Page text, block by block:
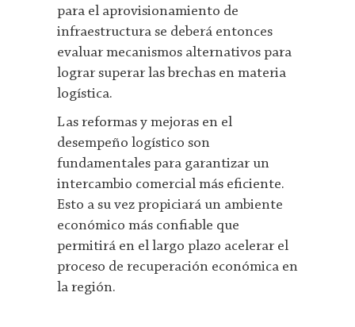
para el aprovisionamiento de
infraestructura se deberá entonces
evaluar mecanismos alternativos para
lograr superar las brechas en materia
logística.
Las reformas y mejoras en el
desempeño logístico son
fundamentales para garantizar un
intercambio comercial más eficiente.
Esto a su vez propiciará un ambiente
económico más confiable que
permitirá en el largo plazo acelerar el
proceso de recuperación económica en
la región.